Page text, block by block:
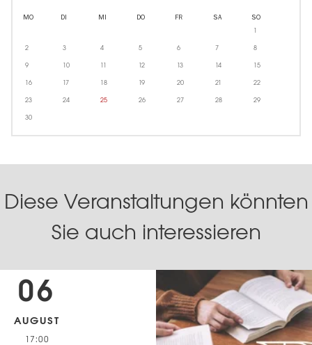
MO DI MI DO FR SA SO
1
2 3 4 5 6 7 8
9 10 11 12 13 14 15
16 17 18 19 20 21 22
23 24 25 26 27 28 29
30
Diese Veranstaltungen könnten
Sie auch interessieren
06
AUGUST
17:00